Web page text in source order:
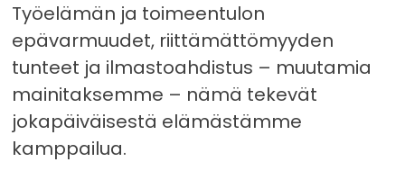
Työelämän ja toimeentulon
epävarmuudet, riittämättömyyden
tunteet ja ilmastoahdistus – muutamia
mainitaksemme – nämä tekevät
jokapäiväisestä elämästämme
kamppailua.